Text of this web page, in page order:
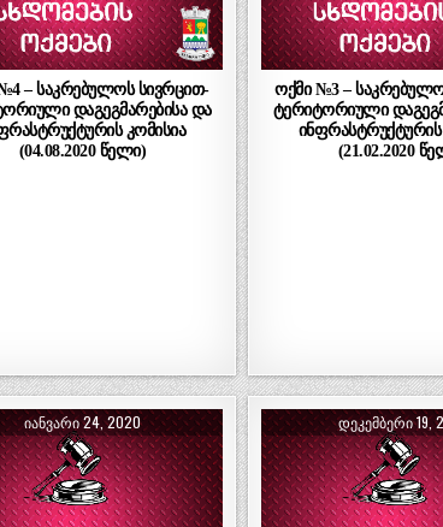
– საკრებულოს სივრცით-
დაგეგმარებისა და
კომისია
(04.08.2020 წელი)
ოქმი №3 –
ტერიტორიული
ინფრასტრუქტურის
(21.02.2020
ᲘᲐᲜᲕᲐᲠᲘ 24, 2020 ᲓᲔᲙᲔᲛᲑᲔᲠᲘ 19,